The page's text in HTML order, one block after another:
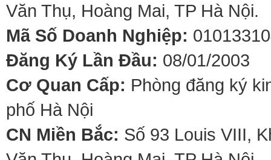
Văn Thụ, Hoàng Mai, TP Hà Nội.
Mã Số Doanh Nghiệp:
Đăng Ký Lần Đầu: 08/01/2003
Cơ Quan Cấp: Phòng đăng ký
phố Hà Nội
CN Miền Bắc: Số 93 Louis VIII,